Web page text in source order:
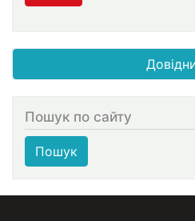
Пошук по сайту
Пошук